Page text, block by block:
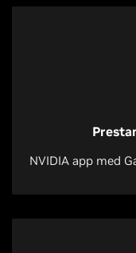
NVIDIA app med